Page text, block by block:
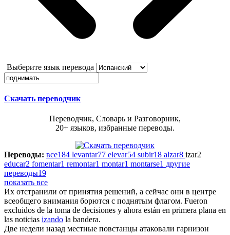
Выберите язык перевода
Скачать переводчик
Переводчик, Словарь и Разговорник,
20+ языков, избранные переводы.
Переводы: все184 levantar77 elevar54 subir18 alzar8 izar2
educar2 fomentar1 remontar1 montar1 montarse1 другие
переводы19
показать все
Их отстранили от принятия решений, а сейчас они в центре
всеобщего внимания борются с поднятым флагом. Fueron
excluidos de la toma de decisiones y ahora están en primera plana en
las noticias izando la bandera.
Две недели назад местные повстанцы атаковали гарнизон